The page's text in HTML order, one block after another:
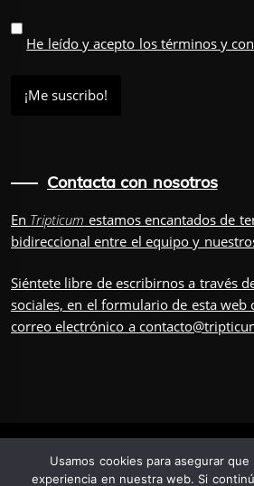
He leído y acepto los términos y
Contacta con nosotros
En Tripticum estamos encantados de
bidireccional entre el equipo y
Siéntete libre de escribirnos a través
sociales, en el formulariode esta web
correo electrónico a
IUVENIS, POR
Usamos cookies para asegurar
experiencia en nuestra web. Si